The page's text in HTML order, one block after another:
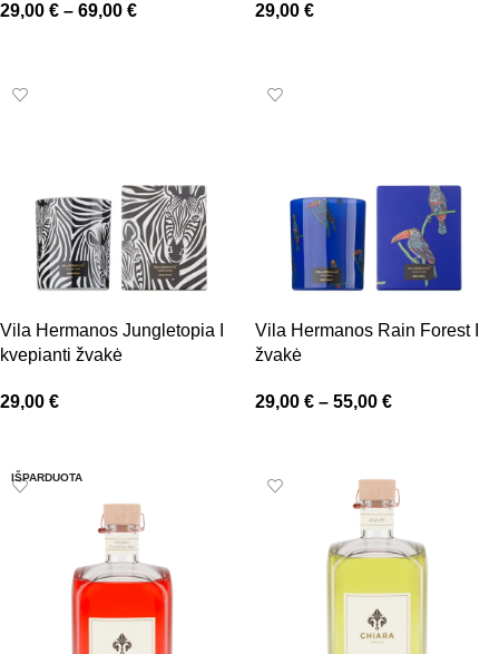
29,00 € – 69,00 € 29,00 €
Vila Hermanos Jungletopia I
kvepianti žvakė
29,00 €
Vila Hermanos Rain Forest I
žvakė
29,00 € – 55,00 €
IŠPARDUOTA